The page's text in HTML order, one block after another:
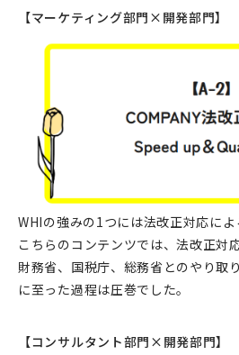
【マーケティング部門×開発部門】
WHIの強みの1つには法改正対応によ
こちらのコンテンツでは、法改正対
財務省、国税庁、総務省とのやり取
に至った過程は圧巻でした。
【コンサルタント部門×開発部門】